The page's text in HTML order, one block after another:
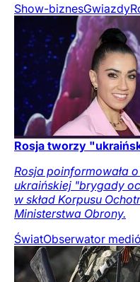
Show-biznesGwiazdy
Rosja tworzy
Rosja poinformowała
ukraińskiej "brygady
w skład Korpusu
Ministerstwa Obrony.
ŚwiatObserwator